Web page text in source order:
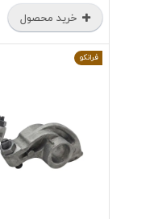
خرید محصول
فرانکو